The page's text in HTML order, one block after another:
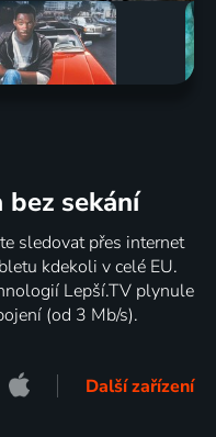
bez sekání
sledovat přes internet
kdekoli v celé EU.
Lepší.TV plynule
(od 3 Mb/s).
Další zařízení